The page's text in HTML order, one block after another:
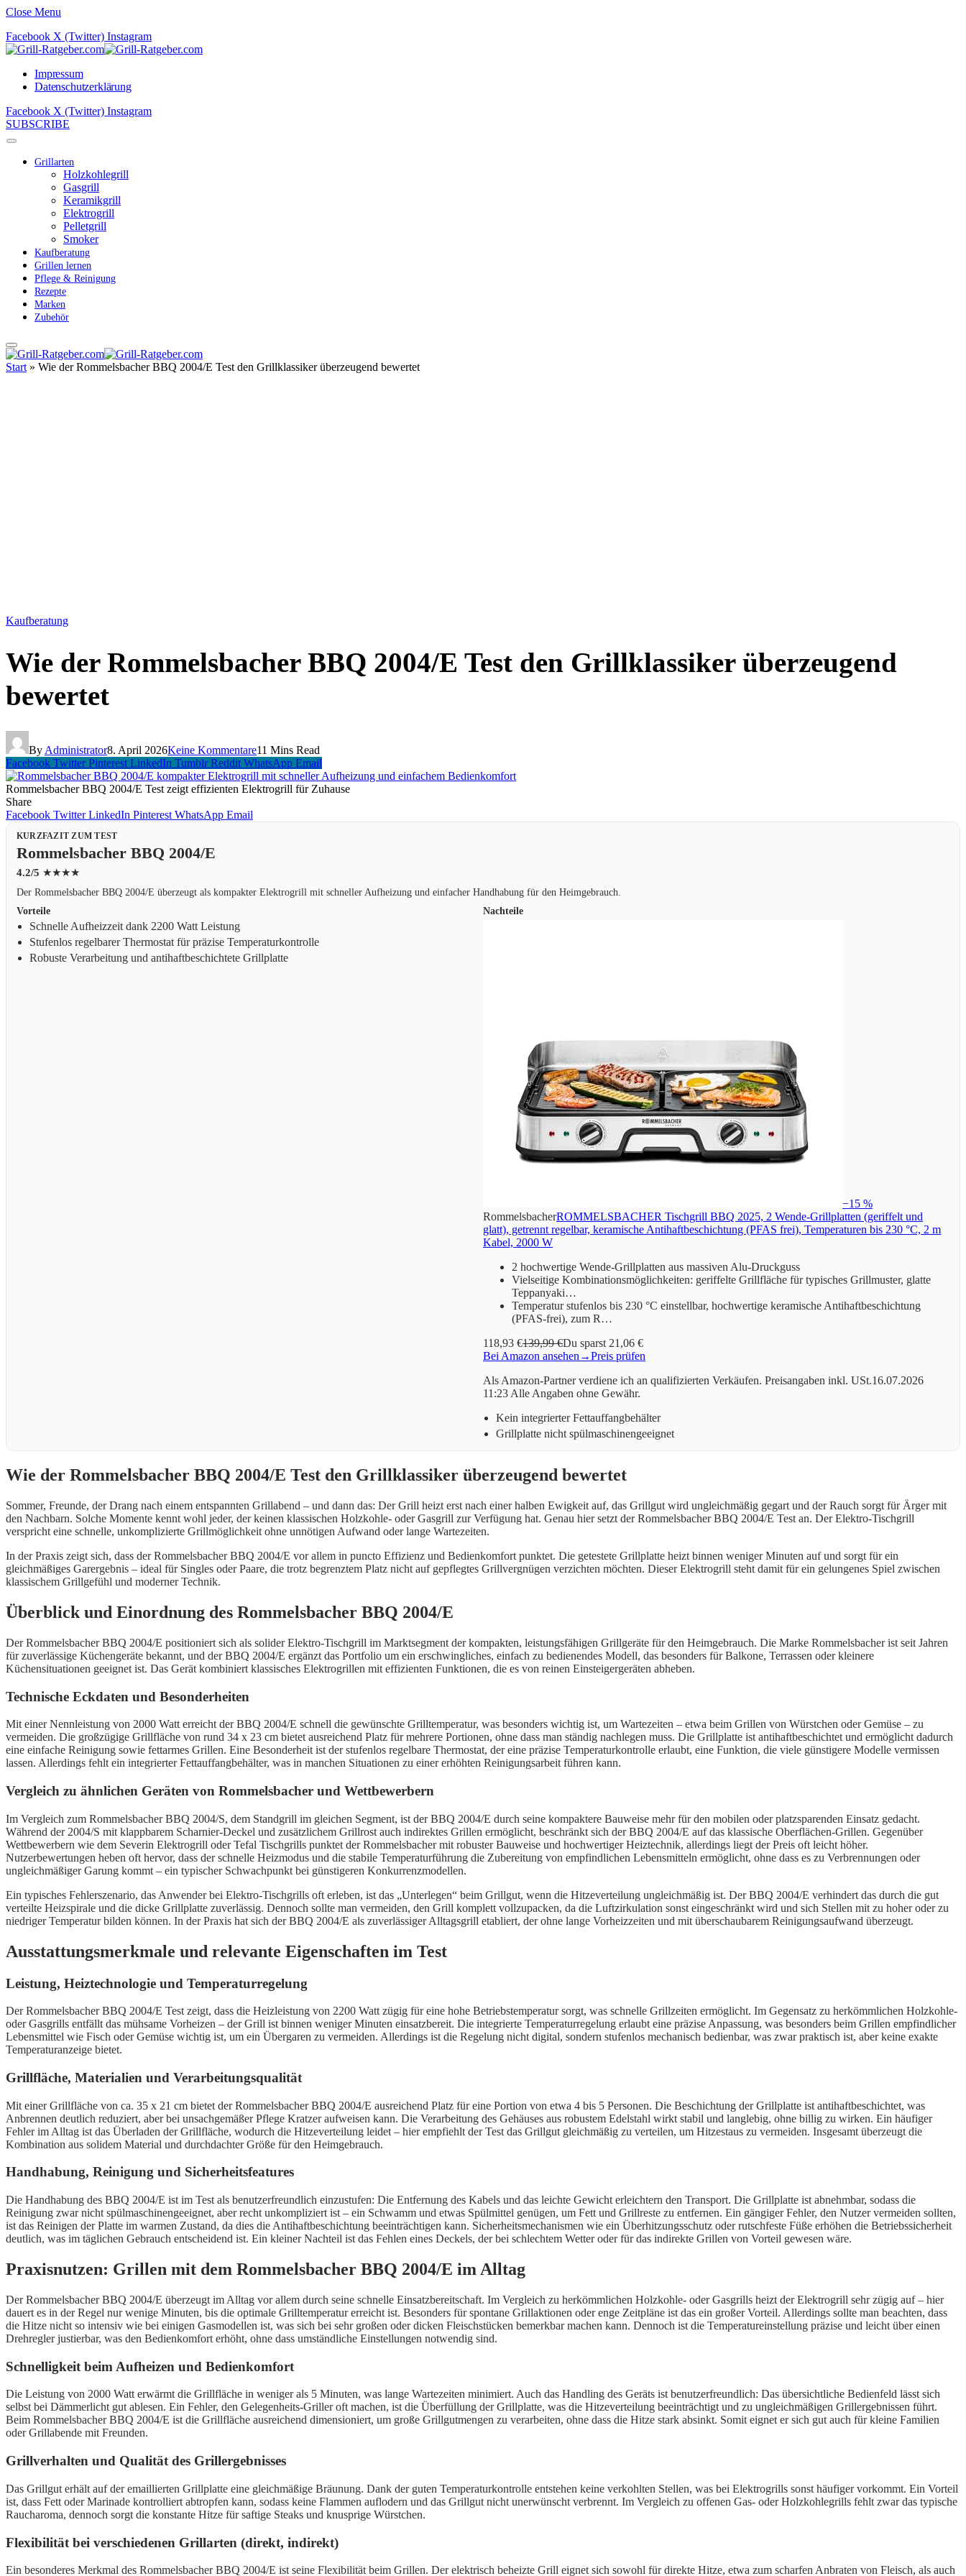
Close Menu
Facebook X (Twitter) Instagram
Impressum
Datenschutzerklärung
Facebook X (Twitter) Instagram
SUBSCRIBE
Grillarten
Holzkohlegrill
Gasgrill
Keramikgrill
Elektrogrill
Pelletgrill
Smoker
Kaufberatung
Grillen lernen
Pflege & Reinigung
Rezepte
Marken
Zubehör
Start » Wie der Rommelsbacher BBQ 2004/E Test den Grillklassiker überzeugend bewertet
Kaufberatung
Wie der Rommelsbacher BBQ 2004/E Test den Grillklassiker überzeugend
bewertet
By Administrator8. April 2026Keine Kommentare11 Mins Read
Facebook Twitter Pinterest LinkedIn Tumblr Reddit WhatsApp Email
Rommelsbacher BBQ 2004/E Test zeigt effizienten Elektrogrill für Zuhause
Share
Facebook Twitter LinkedIn Pinterest WhatsApp Email
KURZFAZIT ZUM TEST
Rommelsbacher BBQ 2004/E
4.2/5 ★★★★
Der Rommelsbacher BBQ 2004/E überzeugt als kompakter Elektrogrill mit schneller Aufheizung und einfacher Handhabung für den Heimgebrauch.
Vorteile
Schnelle Aufheizzeit dank 2200 Watt Leistung
Stufenlos regelbarer Thermostat für präzise Temperaturkontrolle
Robuste Verarbeitung und antihaftbeschichtete Grillplatte
Nachteile
−15 %
RommelsbacherROMMELSBACHER Tischgrill BBQ 2025, 2 Wende-Grillplatten (geriffelt und
glatt), getrennt regelbar, keramische Antihaftbeschichtung (PFAS frei), Temperaturen bis 230 °C, 2 m
Kabel, 2000 W
2 hochwertige Wende-Grillplatten aus massiven Alu-Druckguss
Vielseitige Kombinationsmöglichkeiten: geriffelte Grillfläche für typisches Grillmuster, glatte
Teppanyaki…
Temperatur stufenlos bis 230 °C einstellbar, hochwertige keramische Antihaftbeschichtung
(PFAS-frei), zum R…
118,93 €139,99 €Du sparst 21,06 €
Bei Amazon ansehen →Preis prüfen
Als Amazon-Partner verdiene ich an qualifizierten Verkäufen. Preisangaben inkl. USt.16.07.2026
11:23 Alle Angaben ohne Gewähr.
Kein integrierter Fettauffangbehälter
Grillplatte nicht spülmaschinengeeignet
Wie der Rommelsbacher BBQ 2004/E Test den Grillklassiker überzeugend bewertet
Sommer, Freunde, der Drang nach einem entspannten Grillabend – und dann das: Der Grill heizt erst nach einer halben Ewigkeit auf, das Grillgut wird ungleichmäßig gegart und der Rauch sorgt für Ärger mit
den Nachbarn. Solche Momente kennt wohl jeder, der keinen klassischen Holzkohle- oder Gasgrill zur Verfügung hat. Genau hier setzt der Rommelsbacher BBQ 2004/E Test an. Der Elektro-Tischgrill
verspricht eine schnelle, unkomplizierte Grillmöglichkeit ohne unnötigen Aufwand oder lange Wartezeiten.
In der Praxis zeigt sich, dass der Rommelsbacher BBQ 2004/E vor allem in puncto Effizienz und Bedienkomfort punktet. Die getestete Grillplatte heizt binnen weniger Minuten auf und sorgt für ein
gleichmäßiges Garergebnis – ideal für Singles oder Paare, die trotz begrenztem Platz nicht auf gepflegtes Grillvergnügen verzichten möchten. Dieser Elektrogrill steht damit für ein gelungenes Spiel zwischen
klassischem Grillgefühl und moderner Technik.
Überblick und Einordnung des Rommelsbacher BBQ 2004/E
Der Rommelsbacher BBQ 2004/E positioniert sich als solider Elektro-Tischgrill im Marktsegment der kompakten, leistungsfähigen Grillgeräte für den Heimgebrauch. Die Marke Rommelsbacher ist seit Jahren
für zuverlässige Küchengeräte bekannt, und der BBQ 2004/E ergänzt das Portfolio um ein erschwingliches, einfach zu bedienendes Modell, das besonders für Balkone, Terrassen oder kleinere
Küchensituationen geeignet ist. Das Gerät kombiniert klassisches Elektrogrillen mit effizienten Funktionen, die es von reinen Einsteigergeräten abheben.
Technische Eckdaten und Besonderheiten
Mit einer Nennleistung von 2000 Watt erreicht der BBQ 2004/E schnell die gewünschte Grilltemperatur, was besonders wichtig ist, um Wartezeiten – etwa beim Grillen von Würstchen oder Gemüse – zu
vermeiden. Die großzügige Grillfläche von rund 34 x 23 cm bietet ausreichend Platz für mehrere Portionen, ohne dass man ständig nachlegen muss. Die Grillplatte ist antihaftbeschichtet und ermöglicht dadurch
eine einfache Reinigung sowie fettarmes Grillen. Eine Besonderheit ist der stufenlos regelbare Thermostat, der eine präzise Temperaturkontrolle erlaubt, eine Funktion, die viele günstigere Modelle vermissen
lassen. Allerdings fehlt ein integrierter Fettauffangbehälter, was in manchen Situationen zu einer erhöhten Reinigungsarbeit führen kann.
Vergleich zu ähnlichen Geräten von Rommelsbacher und Wettbewerbern
Im Vergleich zum Rommelsbacher BBQ 2004/S, dem Standgrill im gleichen Segment, ist der BBQ 2004/E durch seine kompaktere Bauweise mehr für den mobilen oder platzsparenden Einsatz gedacht.
Während der 2004/S mit klappbarem Scharnier-Deckel und zusätzlichem Grillrost auch indirektes Grillen ermöglicht, beschränkt sich der BBQ 2004/E auf das klassische Oberflächen-Grillen. Gegenüber
Wettbewerbern wie dem Severin Elektrogrill oder Tefal Tischgrills punktet der Rommelsbacher mit robuster Bauweise und hochwertiger Heiztechnik, allerdings liegt der Preis oft leicht höher.
Nutzerbewertungen heben oft hervor, dass der schnelle Heizmodus und die stabile Temperaturführung die Zubereitung von empfindlichen Lebensmitteln ermöglicht, ohne dass es zu Verbrennungen oder
ungleichmäßiger Garung kommt – ein typischer Schwachpunkt bei günstigeren Konkurrenzmodellen.
Ein typisches Fehlerszenario, das Anwender bei Elektro-Tischgrills oft erleben, ist das „Unterlegen“ beim Grillgut, wenn die Hitzeverteilung ungleichmäßig ist. Der BBQ 2004/E verhindert das durch die gut
verteilte Heizspirale und die dicke Grillplatte zuverlässig. Dennoch sollte man vermeiden, den Grill komplett vollzupacken, da die Luftzirkulation sonst eingeschränkt wird und sich Stellen mit zu hoher oder zu
niedriger Temperatur bilden können. In der Praxis hat sich der BBQ 2004/E als zuverlässiger Alltagsgrill etabliert, der ohne lange Vorheizzeiten und mit überschaubarem Reinigungsaufwand überzeugt.
Ausstattungsmerkmale und relevante Eigenschaften im Test
Leistung, Heiztechnologie und Temperaturregelung
Der Rommelsbacher BBQ 2004/E Test zeigt, dass die Heizleistung von 2200 Watt zügig für eine hohe Betriebstemperatur sorgt, was schnelle Grillzeiten ermöglicht. Im Gegensatz zu herkömmlichen Holzkohle-
oder Gasgrills entfällt das mühsame Vorheizen – der Grill ist binnen weniger Minuten einsatzbereit. Die integrierte Temperaturregelung erlaubt eine präzise Anpassung, was besonders beim Grillen empfindlicher
Lebensmittel wie Fisch oder Gemüse wichtig ist, um ein Übergaren zu vermeiden. Allerdings ist die Regelung nicht digital, sondern stufenlos mechanisch bedienbar, was zwar praktisch ist, aber keine exakte
Temperaturanzeige bietet.
Grillfläche, Materialien und Verarbeitungsqualität
Mit einer Grillfläche von ca. 35 x 21 cm bietet der Rommelsbacher BBQ 2004/E ausreichend Platz für eine Portion von etwa 4 bis 5 Personen. Die Beschichtung der Grillplatte ist antihaftbeschichtet, was
Anbrennen deutlich reduziert, aber bei unsachgemäßer Pflege Kratzer aufweisen kann. Die Verarbeitung des Gehäuses aus robustem Edelstahl wirkt stabil und langlebig, ohne billig zu wirken. Ein häufiger
Fehler im Alltag ist das Überladen der Grillfläche, wodurch die Hitzeverteilung leidet – hier empfiehlt der Test das Grillgut gleichmäßig zu verteilen, um Hitzestaus zu vermeiden. Insgesamt überzeugt die
Kombination aus solidem Material und durchdachter Größe für den Heimgebrauch.
Handhabung, Reinigung und Sicherheitsfeatures
Die Handhabung des BBQ 2004/E ist im Test als benutzerfreundlich einzustufen: Die Entfernung des Kabels und das leichte Gewicht erleichtern den Transport. Die Grillplatte ist abnehmbar, sodass die
Reinigung zwar nicht spülmaschinengeeignet, aber recht unkompliziert ist – ein Schwamm und etwas Spülmittel genügen, um Fett und Grillreste zu entfernen. Ein gängiger Fehler, den Nutzer vermeiden sollten,
ist das Reinigen der Platte im warmen Zustand, da dies die Antihaftbeschichtung beeinträchtigen kann. Sicherheitsmechanismen wie ein Überhitzungsschutz oder rutschfeste Füße erhöhen die Betriebssicherheit
deutlich, was im täglichen Gebrauch entscheidend ist. Ein kleiner Nachteil ist das Fehlen eines Deckels, der bei schlechtem Wetter oder für das indirekte Grillen von Vorteil gewesen wäre.
Praxisnutzen: Grillen mit dem Rommelsbacher BBQ 2004/E im Alltag
Der Rommelsbacher BBQ 2004/E überzeugt im Alltag vor allem durch seine schnelle Einsatzbereitschaft. Im Vergleich zu herkömmlichen Holzkohle- oder Gasgrills heizt der Elektrogrill sehr zügig auf – hier
dauert es in der Regel nur wenige Minuten, bis die optimale Grilltemperatur erreicht ist. Besonders für spontane Grillaktionen oder enge Zeitpläne ist das ein großer Vorteil. Allerdings sollte man beachten, dass
die Hitze nicht so intensiv wie bei einigen Gasmodellen ist, was sich bei sehr großen oder dicken Fleischstücken bemerkbar machen kann. Dennoch ist die Temperatureinstellung präzise und leicht über einen
Drehregler justierbar, was den Bedienkomfort erhöht, ohne dass umständliche Einstellungen notwendig sind.
Schnelligkeit beim Aufheizen und Bedienkomfort
Die Leistung von 2000 Watt erwärmt die Grillfläche in weniger als 5 Minuten, was lange Wartezeiten minimiert. Auch das Handling des Geräts ist benutzerfreundlich: Das übersichtliche Bedienfeld lässt sich
selbst bei Dämmerlicht gut ablesen. Ein Fehler, den Gelegenheits-Griller oft machen, ist die Überfüllung der Grillplatte, was die Hitzeverteilung beeinträchtigt und zu ungleichmäßigen Grillergebnissen führt.
Beim Rommelsbacher BBQ 2004/E ist die Grillfläche ausreichend dimensioniert, um große Grillgutmengen zu verarbeiten, ohne dass die Hitze stark absinkt. Somit eignet er sich gut auch für kleine Familien
oder Grillabende mit Freunden.
Grillverhalten und Qualität des Grillergebnisses
Das Grillgut erhält auf der emaillierten Grillplatte eine gleichmäßige Bräunung. Dank der guten Temperaturkontrolle entstehen keine verkohlten Stellen, was bei Elektrogrills sonst häufiger vorkommt. Ein Vorteil
ist, dass Fett oder Marinade kontrolliert abtropfen kann, sodass keine Flammen auflodern und das Grillgut nicht unerwünscht verbrennt. Im Vergleich zu offenen Gas- oder Holzkohlegrills fehlt zwar das typische
Raucharoma, dennoch sorgt die konstante Hitze für saftige Steaks und knusprige Würstchen.
Flexibilität bei verschiedenen Grillarten (direkt, indirekt)
Ein besonderes Merkmal des Rommelsbacher BBQ 2004/E ist seine Flexibilität beim Grillen. Der elektrisch beheizte Grill eignet sich sowohl für direkte Hitze, etwa zum scharfen Anbraten von Fleisch, als auch